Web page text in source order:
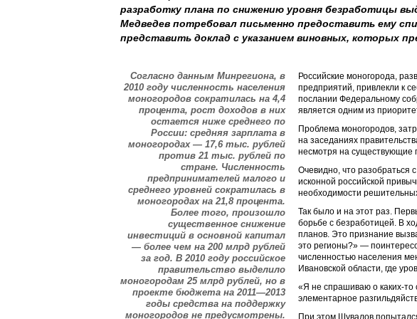
разработку плана по снижению уровня безработицы
Медведев потребовал письменно предоставить ему
представить доклад с указанием виновных, которых
Согласно данным Минрегиона, в
2010 году численность населения
моногородов сократилась на 4,4
процента, рост доходов в них
остается ниже среднего по
России: средняя зарплата в
моногородах — 17,6 тыс. рублей
против 21 тыс. рублей по
стране. Численность
предпринимателей малого и
среднего уровней сократилась в
моногородах на 21,8 процента.
Более того, произошло
существенное снижение
инвестиций в основной капитал
— более чем на 200 млрд рублей
за год. В 2010 году российское
правительство выделило
моногородам 25 млрд рублей, но в
проекте бюджета на 2011—2013
годы средства на поддержку
моногородов не предусмотрены.
Российские моногорода,
предприятий, привлекли к
послании Федеральному
является одним из
Проблема моногородов,
на заседаниях
несмотря на существующие
Очевидно, что разобраться
исконной российской
необходимости
Так было и на этот раз.
борьбе с безработицей. В
планов. Это признание
это регионы?» —
численностью населения
Ивановской области, где
«Я не спрашиваю о каких-то
элементарное
При этом Шувалов